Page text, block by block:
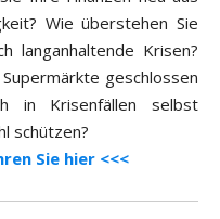
Wie überstehen Sie
langanhaltende Krisen?
geschlossen
in Krisenfällen selbst
schützen?
Sie hier <<<